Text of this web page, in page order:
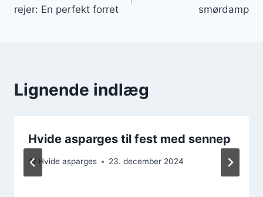
rejer: En perfekt forret
smørdamp
Lignende indlæg
Hvide asparges til fest med sennep
Af Hvide asparges 23. december 2024